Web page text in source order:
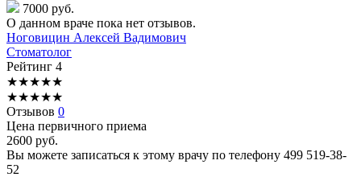
7000 руб.
О данном враче пока нет отзывов.
Ноговицин Алексей Вадимович
Стоматолог
Рейтинг 4
★★★★★
★★★★★
Отзывов 0
Цена первичного приема
2600 руб.
Вы можете записаться к этому врачу по телефону 499 519-38-
52